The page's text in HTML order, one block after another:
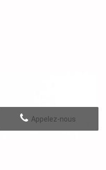
Appelez-nous